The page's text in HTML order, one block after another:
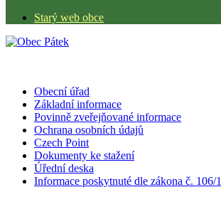
Starý web obce
Obecní úřad
Základní informace
Povinně zveřejňované informace
Ochrana osobních údajů
Czech Point
Dokumenty ke stažení
Úřední deska
Informace poskytnuté dle zákona č. 106/